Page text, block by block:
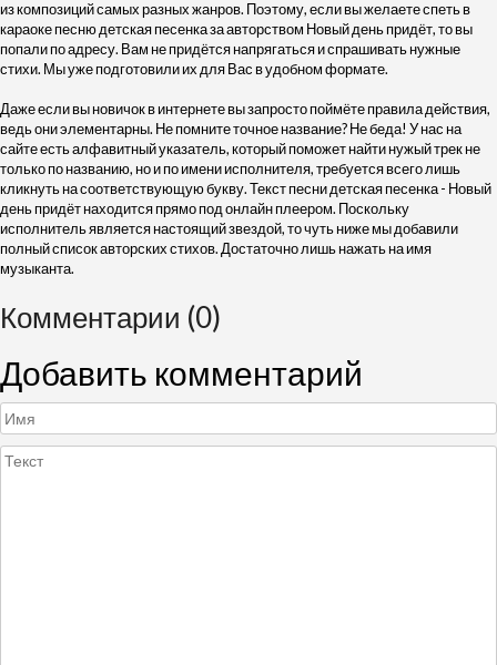
из композиций самых разных жанров. Поэтому, если вы желаете спеть в
караоке песню детская песенка за авторством Новый день придёт, то вы
попали по адресу. Вам не придётся напрягаться и спрашивать нужные
стихи. Мы уже подготовили их для Вас в удобном формате.
Даже если вы новичок в интернете вы запросто поймёте правила действия,
ведь они элементарны. Не помните точное название? Не беда! У нас на
сайте есть алфавитный указатель, который поможет найти нужый трек не
только по названию, но и по имени исполнителя, требуется всего лишь
кликнуть на соответствующую букву. Текст песни детская песенка - Новый
день придёт находится прямо под онлайн плеером. Поскольку
исполнитель является настоящий звездой, то чуть ниже мы добавили
полный список авторских стихов. Достаточно лишь нажать на имя
музыканта.
Комментарии (0)
Добавить комментарий